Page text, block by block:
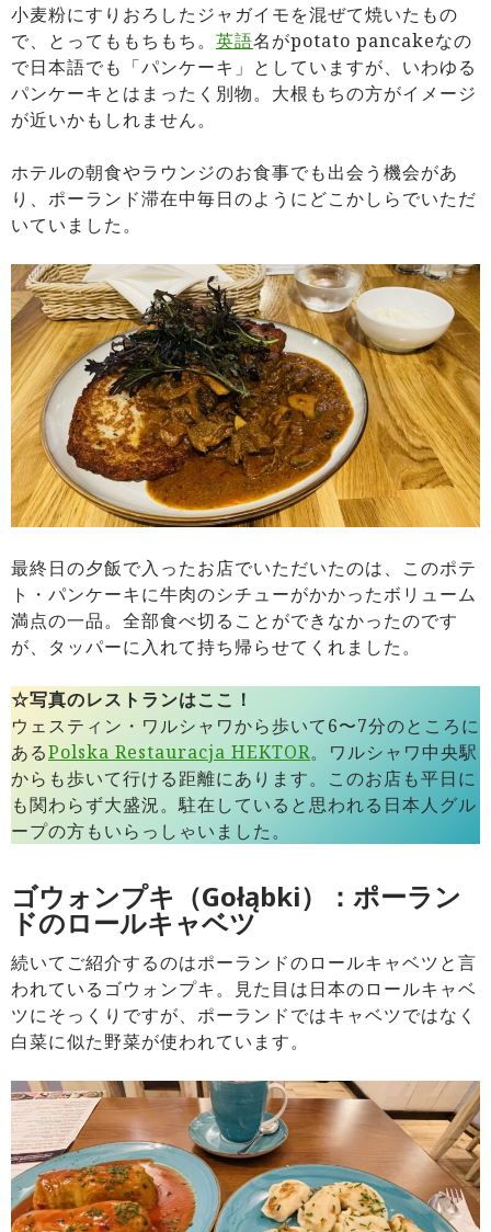
小麦粉にすりおろしたジャガイモを混ぜて焼いたもの
で、とってももちもち。 英語名がpotato pancakeなの
で日本語でも「パンケーキ」としていますが、いわゆる
パンケーキとはまったく別物。大根もちの方がイメージ
が近いかもしれません。
ホテルの朝食やラウンジのお食事でも出会う機会があ
り、ポーランド滞在中毎日のようにどこかしらでいただ
いていました。
最終日の夕飯で入ったお店でいただいたのは、このポテ
ト・パンケーキに牛肉のシチューがかかったボリューム
満点の一品。全部食べ切ることができなかったのです
が、タッパーに入れて持ち帰らせてくれました。
☆写真のレストランはここ！
ウェスティン・ワルシャワから歩いて6〜7分のところに
あるPolska Restauracja HEKTOR。ワルシャワ中央駅
からも歩いて行ける距離にあります。このお店も平日に
も関わらず大盛況。駐在していると思われる日本人グル
ープの方もいらっしゃいました。
ゴウォンプキ（Gołąbki） ：ポーラン
ドのロールキャベツ
続いてご紹介するのはポーランドのロールキャベツと言
われているゴウォンプキ。見た目は日本のロールキャベ
ツにそっくりですが、ポーランドではキャベツではなく
白菜に似た野菜が使われています。